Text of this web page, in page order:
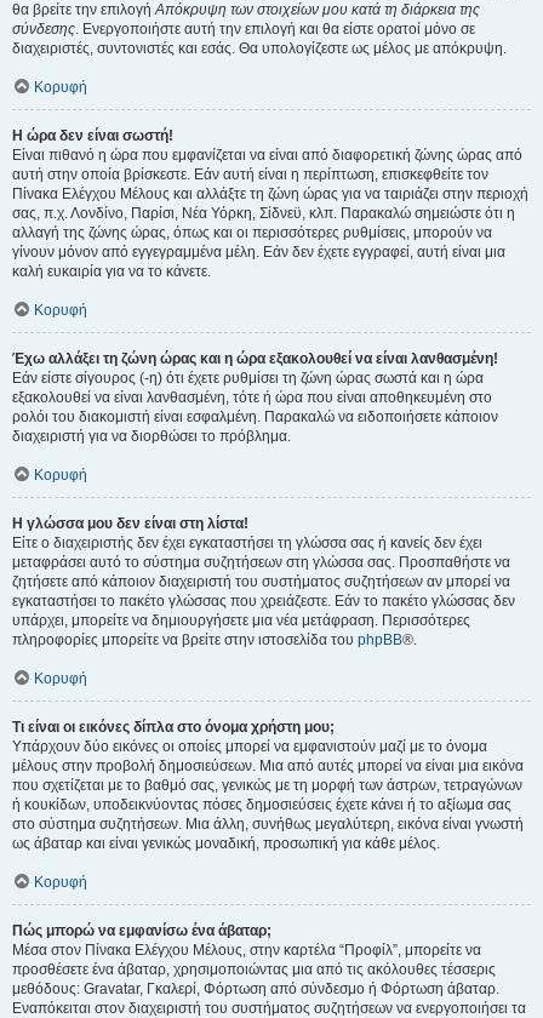
θα βρείτε την επιλογήΑπόκρυψη των στοιχείων μου κατά τη διάρκεια της
σύνδεσης. Ενεργοποιήστε αυτή την επιλογή και θα είστε ορατοί μόνο σε
διαχειριστές, συντονιστές και εσάς. Θα υπολογίζεστε ως μέλος με απόκρυψη.
Κορυφή
Η ώρα δεν είναι σωστή!
Είναι πιθανό η ώρα που εμφανίζεται να είναι από διαφορετική ζώνης ώρας από
αυτή στην οποία βρίσκεστε. Εάν αυτή είναι η περίπτωση, επισκεφθείτε τον
Πίνακα Ελέγχου Μέλους και αλλάξτε τη ζώνη ώρας για να ταιριάζει στην περιοχή
σας, π.χ. Λονδίνο, Παρίσι, Νέα Υόρκη, Σίδνεϋ, κλπ. Παρακαλώ σημειώστε ότι η
αλλαγή της ζώνης ώρας, όπως και οι περισσότερες ρυθμίσεις, μπορούν να
γίνουν μόνον από εγγεγραμμένα μέλη. Εάν δεν έχετε εγγραφεί, αυτή είναι μια
καλή ευκαιρία για να το κάνετε.
Κορυφή
Έχω αλλάξει τη ζώνη ώρας και η ώρα εξακολουθεί να είναι λανθασμένη!
Εάν είστε σίγουρος (-η) ότι έχετε ρυθμίσει τη ζώνη ώρας σωστά και η ώρα
εξακολουθεί να είναι λανθασμένη, τότε ή ώρα που είναι αποθηκευμένη στο
ρολόι του διακομιστή είναι εσφαλμένη. Παρακαλώ να ειδοποιήσετε κάποιον
διαχειριστή για να διορθώσει το πρόβλημα.
Κορυφή
Η γλώσσα μου δεν είναι στη λίστα!
Είτε ο διαχειριστής δεν έχει εγκαταστήσει τη γλώσσα σας ή κανείς δεν έχει
μεταφράσει αυτό το σύστημα συζητήσεων στη γλώσσα σας. Προσπαθήστε να
ζητήσετε από κάποιον διαχειριστή του συστήματος συζητήσεων αν μπορεί να
εγκαταστήσει το πακέτο γλώσσας που χρειάζεστε. Εάν το πακέτο γλώσσας δεν
υπάρχει, μπορείτε να δημιουργήσετε μια νέα μετάφραση. Περισσότερες
πληροφορίες μπορείτε να βρείτε στην ιστοσελίδα του phpBB®.
Κορυφή
Τι είναι οι εικόνες δίπλα στο όνομα χρήστη μου;
Υπάρχουν δύο εικόνες οι οποίες μπορεί να εμφανιστούν μαζί με το όνομα
μέλους στην προβολή δημοσιεύσεων. Μια από αυτές μπορεί να είναι μια εικόνα
που σχετίζεται με το βαθμό σας, γενικώς με τη μορφή των άστρων, τετραγώνων
ή κουκίδων, υποδεικνύοντας πόσες δημοσιεύσεις έχετε κάνει ή το αξίωμα σας
στο σύστημα συζητήσεων. Μια άλλη, συνήθως μεγαλύτερη, εικόνα είναι γνωστή
ως άβαταρ και είναι γενικώς μοναδική, προσωπική για κάθε μέλος.
Κορυφή
Πώς μπορώ να εμφανίσω ένα άβαταρ;
Μέσα στον Πίνακα Ελέγχου Μέλους, στην καρτέλα “Προφίλ”, μπορείτε να
προσθέσετε ένα άβαταρ, χρησιμοποιώντας μια από τις ακόλουθες τέσσερις
μεθόδους: Gravatar, Γκαλερί, Φόρτωση από σύνδεσμο ή Φόρτωση άβαταρ.
Εναπόκειται στον διαχειριστή του συστήματος συζητήσεων να ενεργοποιήσει τα